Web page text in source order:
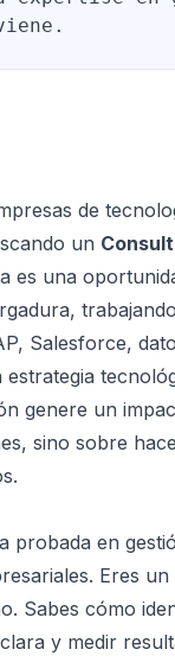
de
un
es una
Salesforce,
genere un
sino sobre
probada en
Eres
Sabes cómo
y medir